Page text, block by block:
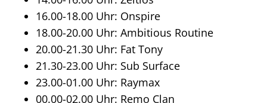
16.00-18.00 Uhr: Onspire
18.00-20.00 Uhr: Ambitious Routine
20.00-21.30 Uhr: Fat Tony
21.30-23.00 Uhr: Sub Surface
23.00-01.00 Uhr: Raymax
00.00-02.00 Uhr: Remo Clan